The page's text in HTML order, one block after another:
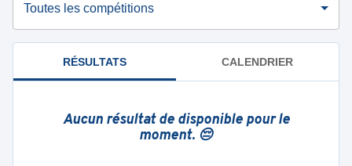
Toutes les compétitions
RÉSULTATS CALENDRIER
Aucun résultat de disponible pour le
moment. 😔